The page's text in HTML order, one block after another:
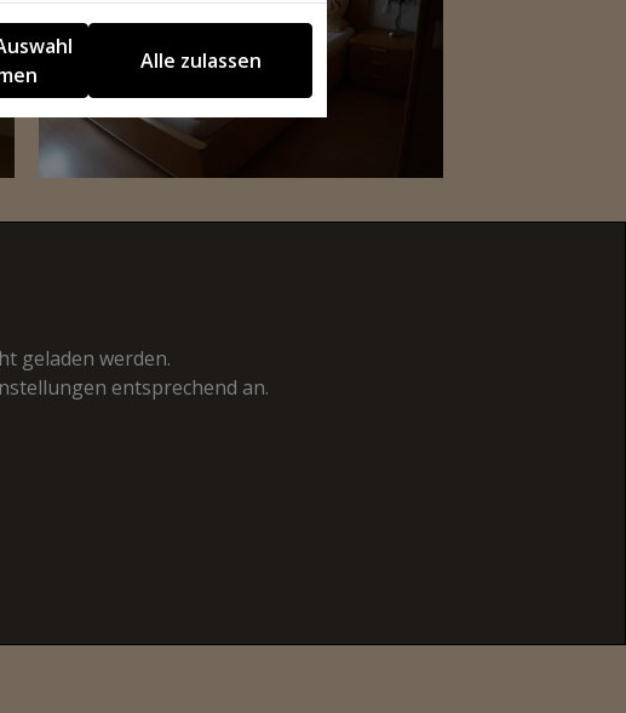
geladen werden.
entsprechend an.
Alle zulassen